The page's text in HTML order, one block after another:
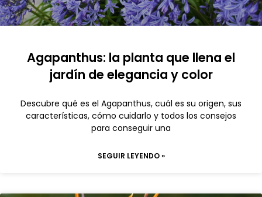
Agapanthus: la planta que llena el
jardín de elegancia y color
Descubre qué es el Agapanthus, cuál es su origen, sus
características, cómo cuidarlo y todos los consejos
para conseguir una
SEGUIR LEYENDO »